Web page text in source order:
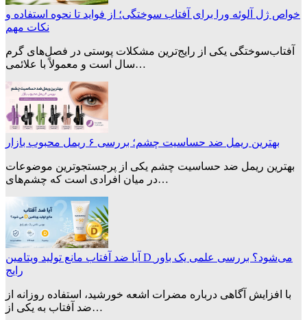
خواص ژل آلوئه ورا برای آفتاب سوختگی؛ از فواید تا نحوه استفاده و
نکات مهم
آفتاب‌سوختگی یکی از رایج‌ترین مشکلات پوستی در فصل‌های گرم
سال است و معمولاً با علائمی…
بهترین ریمل ضد حساسیت چشم؛ بررسی ۶ ریمل محبوب بازار
بهترین ریمل ضد حساسیت چشم یکی از پرجستجوترین موضوعات
در میان افرادی است که چشم‌های…
آیا ضد آفتاب مانع تولید ویتامین D می‌شود؟ بررسی علمی یک باور
رایج
با افزایش آگاهی درباره مضرات اشعه خورشید، استفاده روزانه از
ضد آفتاب به یکی از…